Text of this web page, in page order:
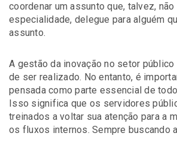
coordenar um assunto que, talvez, não
especialidade, delegue para alguém
assunto.
A gestão da inovação no setor
de ser realizado. No entanto, é
pensada como parte essencial de
Isso significa que os servidores
treinados a voltar sua atenção para a
os fluxos internos. Sempre buscando